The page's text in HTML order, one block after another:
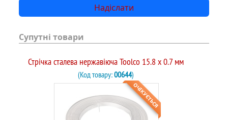
Супутні товари
Стрічка сталева нержавіюча Toolco 15.8 х 0.7 мм
(Код товару:00644)
ОЧІКУЄТЬСЯ